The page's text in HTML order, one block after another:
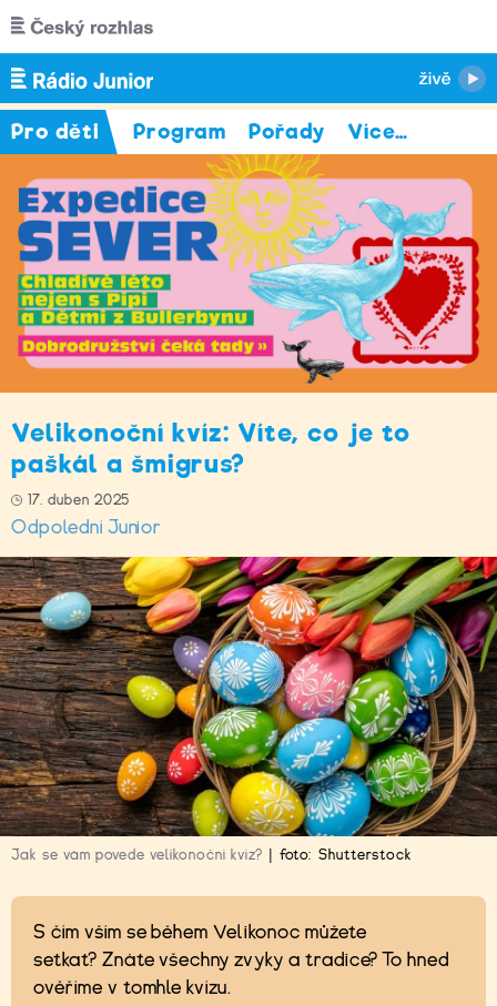
Přejít k hlavnímu obsahu
Pro děti Program Pořady Více…
Velikonoční kvíz: Víte, co je to
paškál a šmigrus?
17. duben 2025
Odpolední Junior
Jak se vám povede velikonoční kvíz? foto: Shutterstock
S čím vším se během Velikonoc můžete
setkat? Znáte všechny zvyky a tradice? To hned
ověříme v tomhle kvízu.